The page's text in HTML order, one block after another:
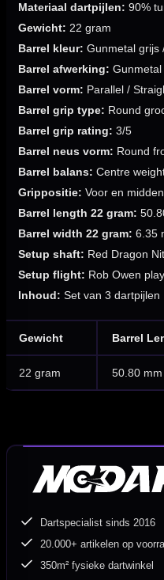
Materiaal dartpijlen: 90%
Gewicht: 22 gram
Barrel kleur: Gunmetal grijs
Barrel afwerking:
Barrel vorm: Parallel /
Barrel grip type: Round
Barrel grip rating: 3/5
Barrel neus vorm: Round
Barrel balans: Centre
Grippositie: Voor en midden
Barrel length 22 gram:
Barrel width 22 gram: 6.35
Setup shaft: Red Dragon
Setup flight: Rob Owen
Inhoud: Set van 3 dartpijlen
Gewicht Barrel
22 gram 50.80 mm
Dartspecialist sinds 2016
20.000+ artikelen op
350m² fysieke dartwinkel